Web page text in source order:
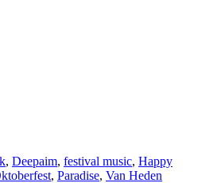
, Deepaim, festival music, Happy
, Paradise, Van Heden